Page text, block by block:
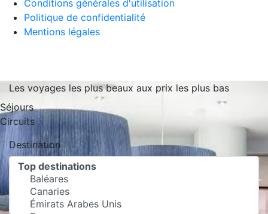
Conditions générales d'utilisation
Politique de confidentialité
Mentions légales
Les voyages les plus beaux aux prix les plus bas
Séjours
Circuits
Destination